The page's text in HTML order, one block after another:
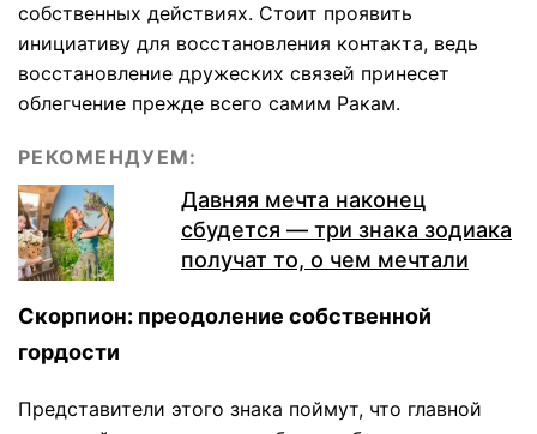
собственных действиях. Стоит проявить
инициативу для восстановления контакта, ведь
восстановление дружеских связей принесет
облегчение прежде всего самим Ракам.
РЕКОМЕНДУЕМ:
Давняя мечта наконец
сбудется — три знака зодиака
получат то, о чем мечтали
Скорпион: преодоление собственной
гордости
Представители этого знака поймут, что главной